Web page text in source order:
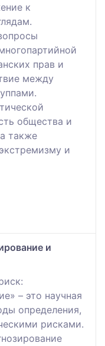
к
прав и
между
общества и
также
и
и
– это научная
определения,
рисками.